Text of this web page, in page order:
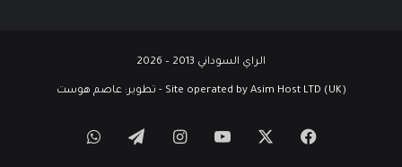
الراي السوداني 2013 – 2026
Site operated by Asim Host LTD (UK) - تطوير: عاصم هوست
فيسبوك ‫YouTubeانستقرامتيلقرامواتساب